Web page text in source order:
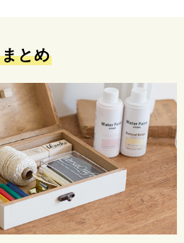
まとめ